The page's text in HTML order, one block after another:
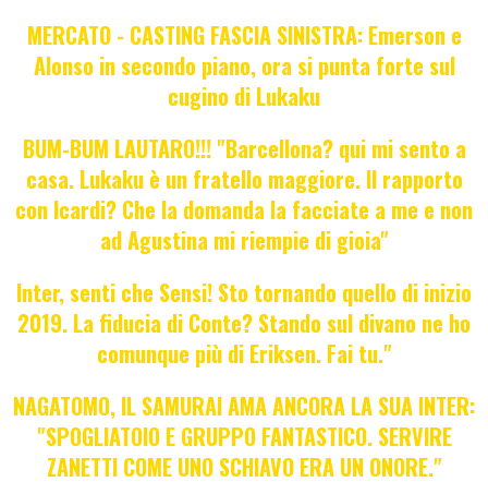
MERCATO - CASTING FASCIA SINISTRA: Emerson e
Alonso in secondo piano, ora si punta forte sul
cugino di Lukaku
BUM-BUM LAUTARO!!! "Barcellona? qui mi sento a
casa. Lukaku è un fratello maggiore. Il rapporto
con Icardi? Che la domanda la facciate a me e non
ad Agustina mi riempie di gioia"
Inter, senti che Sensi! Sto tornando quello di inizio
2019. La fiducia di Conte? Stando sul divano ne ho
comunque più di Eriksen. Fai tu."
NAGATOMO, IL SAMURAI AMA ANCORA LA SUA INTER:
"SPOGLIATOIO E GRUPPO FANTASTICO. SERVIRE
ZANETTI COME UNO SCHIAVO ERA UN ONORE."